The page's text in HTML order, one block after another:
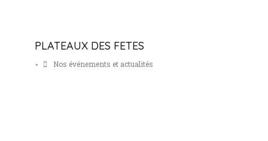
PLATEAUX DES FETES
• Nos événements et actualités